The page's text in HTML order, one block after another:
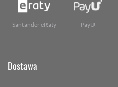
Santander eRaty PayU
Dostawa